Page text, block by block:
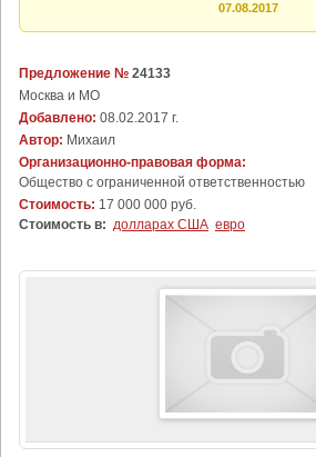
07.08.2017
Предложение № 24133
Москва и МО
Добавлено: 08.02.2017 г.
Автор: Михаил
Организационно-правовая форма:
Общество с ограниченной ответственностью
Стоимость: 17 000 000 руб.
Стоимость в: долларах США евро